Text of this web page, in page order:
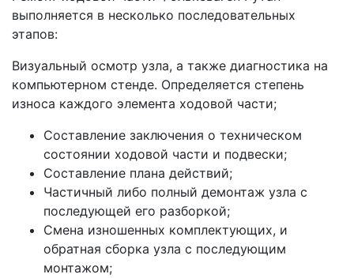
выполняется в несколько последовательных
этапов:
Визуальный осмотр узла, а также диагностика на
компьютерном стенде. Определяется степень
износа каждого элемента ходовой части;
Составление заключения о техническом
состоянии ходовой части и подвески;
Составление плана действий;
Частичный либо полный демонтаж узла с
последующей его разборкой;
Смена изношенных комплектующих, и
обратная сборка узла с последующим
монтажом;